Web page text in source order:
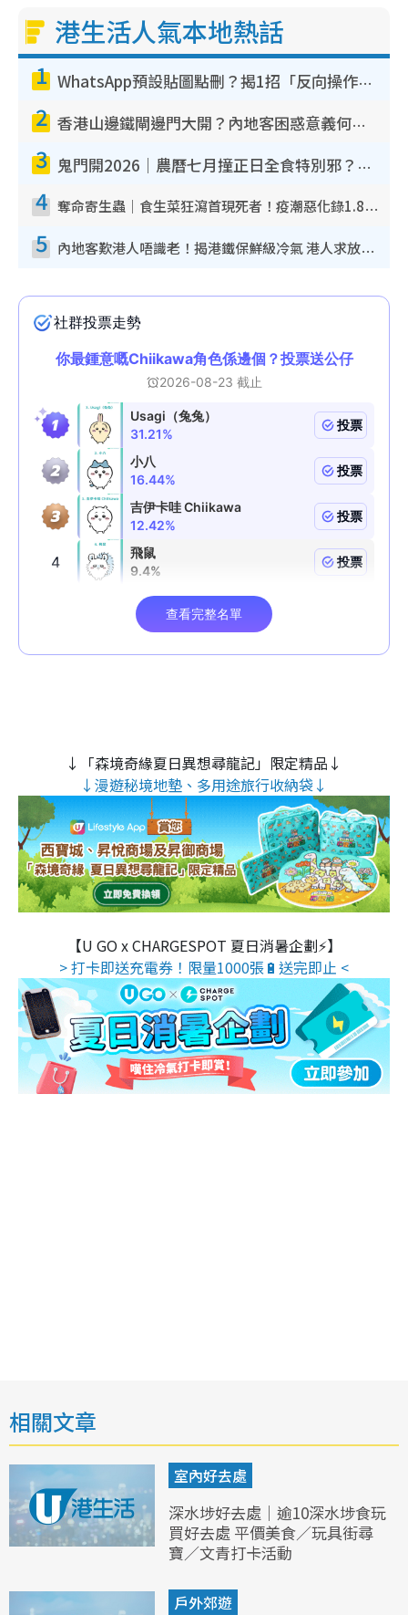
港生活人氣本地熱話
1 WhatsApp預設貼圖點刪？揭1招「反向操作」還原簡潔介面 附3步實測教學
2 香港山邊鐵閘邊門大開？內地客困惑意義何在！網民神回覆：呢種叫法理性防禦
3 鬼門開2026｜農曆七月撞正日全食特別邪？專家警告切忌做一事！揭4大禁忌+2招保平安
4 奪命寄生蟲｜食生菜狂瀉首現死者！疫潮惡化錄1.8萬宗病例 揭洗菜3大謬誤
5 內地客歎港人唔識老！揭港鐵保鮮級冷氣 港人求放過：咪投訴
↓「森境奇緣夏日異想尋龍記」限定精品↓
↓漫遊秘境地墊、多用途旅行收納袋↓
【U GO x CHARGESPOT 夏日消暑企劃⚡】
> 打卡即送充電券！限量1000張🔋送完即止 <
相關文章
室內好去處
深水埗好去處｜逾10深水埗食玩
買好去處 平價美食／玩具街尋
寶／文青打卡活動
戶外郊遊